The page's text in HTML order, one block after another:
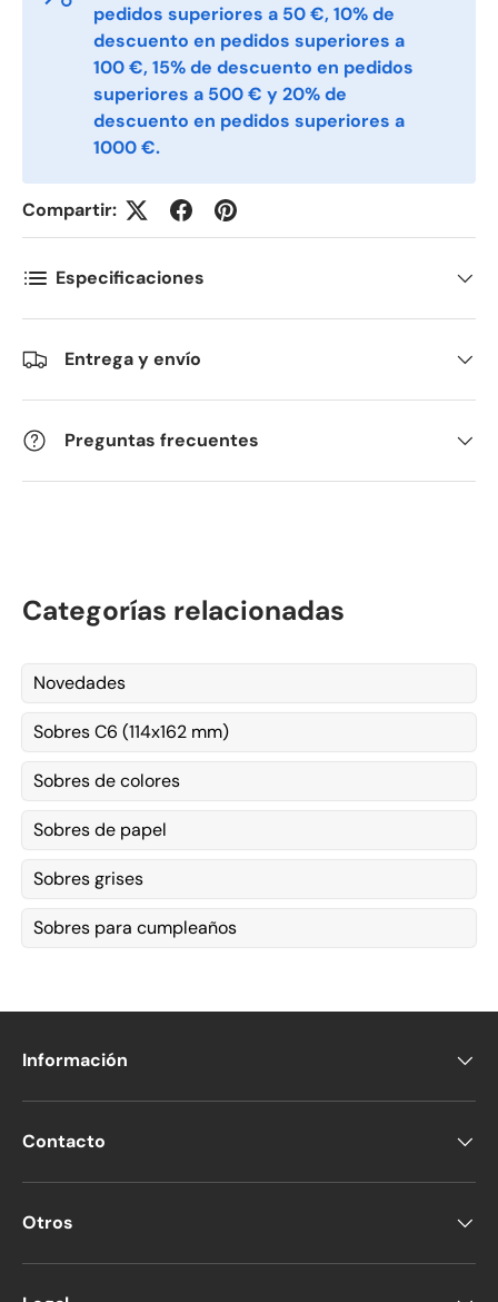
Telefon
Postnummer
Antall *
Kommentarer
pedidos superiores a 50 €, 10% de
descuento en pedidos superiores a
100 €, 15% de descuento en pedidos
superiores a 500 € y 20% de
descuento en pedidos superiores a
1000 €.
Compartir:
Especificaciones
Entrega y envío
Preguntas frecuentes
Categorías relacionadas
Novedades
Sobres C6 (114x162 mm)
Sobres de colores
Sobres de papel
Sobres grises
Sobres para cumpleaños
Información
Contacto
Otros